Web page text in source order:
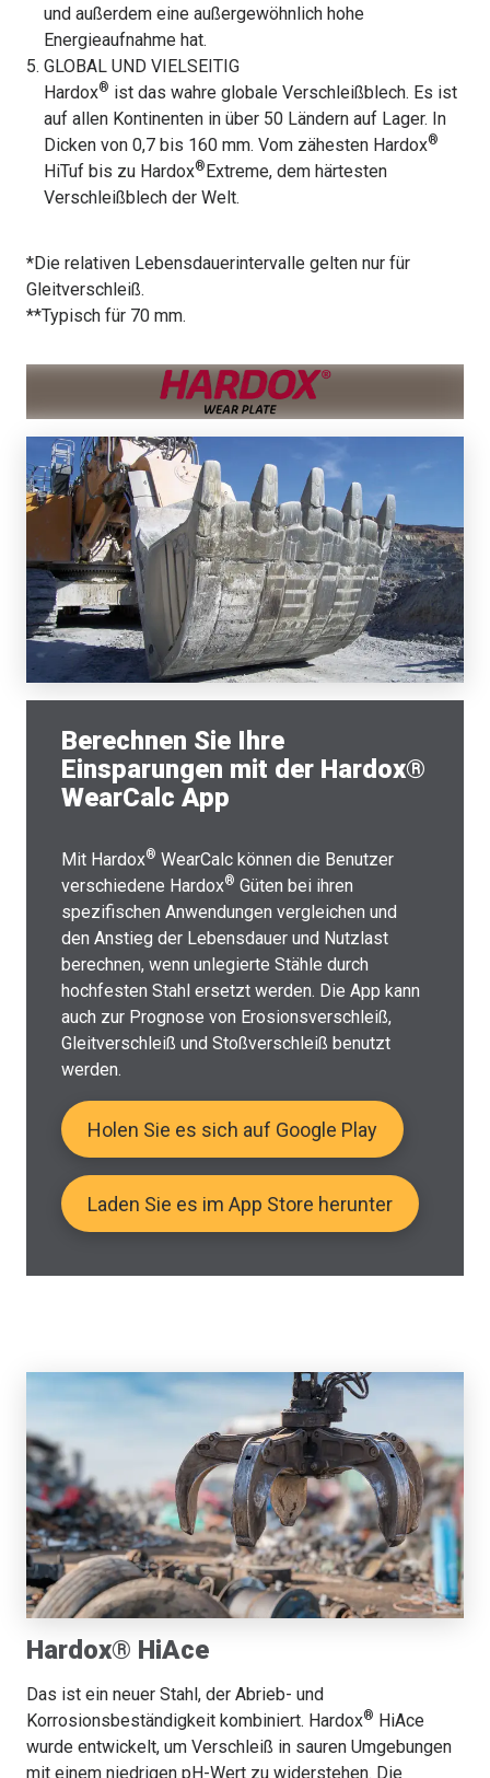
und außerdem eine außergewöhnlich hohe
Energieaufnahme hat.
GLOBAL UND VIELSEITIG
Hardox® ist das wahre globale Verschleißblech. Es ist
auf allen Kontinenten in über 50 Ländern auf Lager. In
Dicken von 0,7 bis 160 mm. Vom zähesten Hardox®
HiTuf bis zu Hardox®Extreme, dem härtesten
Verschleißblech der Welt.
*Die relativen Lebensdauerintervalle gelten nur für
Gleitverschleiß.
**Typisch für 70 mm.
Berechnen Sie Ihre
Einsparungen mit der Hardox®
WearCalc App
Mit Hardox® WearCalc können die Benutzer
verschiedene Hardox® Güten bei ihren
spezifischen Anwendungen vergleichen und
den Anstieg der Lebensdauer und Nutzlast
berechnen, wenn unlegierte Stähle durch
hochfesten Stahl ersetzt werden. Die App kann
auch zur Prognose von Erosionsverschleiß,
Gleitverschleiß und Stoßverschleiß benutzt
werden.
Holen Sie es sich auf Google Play
Laden Sie es im App Store herunter
Hardox® HiAce
Das ist ein neuer Stahl, der Abrieb- und
Korrosionsbeständigkeit kombiniert. Hardox® HiAce
wurde entwickelt, um Verschleiß in sauren Umgebungen
mit einem niedrigen pH-Wert zu widerstehen. Die